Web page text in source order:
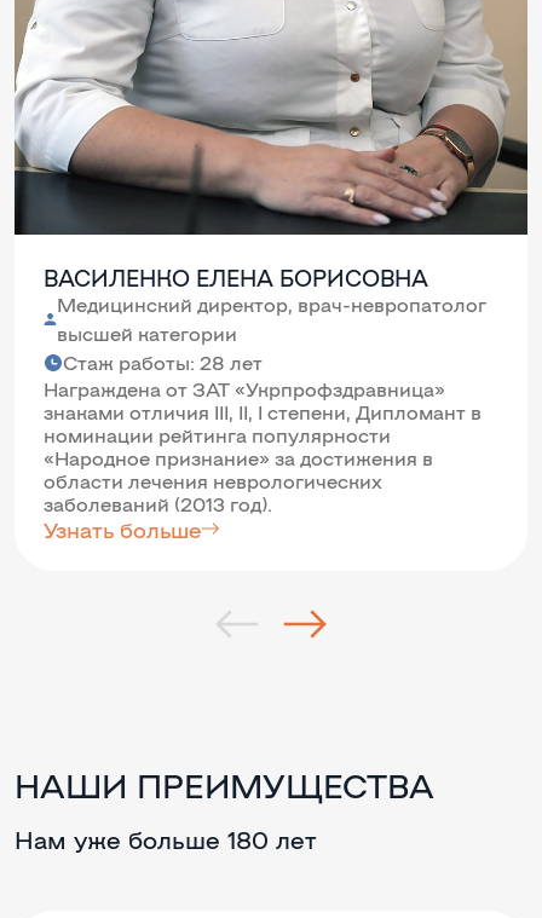
ВАСИЛЕНКО ЕЛЕНА БОРИСОВНА
Медицинский директор, врач-невропатолог
высшей категории
Стаж работы: 28 лет
Награждена от ЗАТ «Укрпрофздравница»
знаками отличия III, II, I степени, Дипломант в
номинации рейтинга популярности
«Народное признание» за достижения в
области лечения неврологических
заболеваний (2013 год).
Узнать больше
НАШИ ПРЕИМУЩЕСТВА
Нам уже больше 180 лет